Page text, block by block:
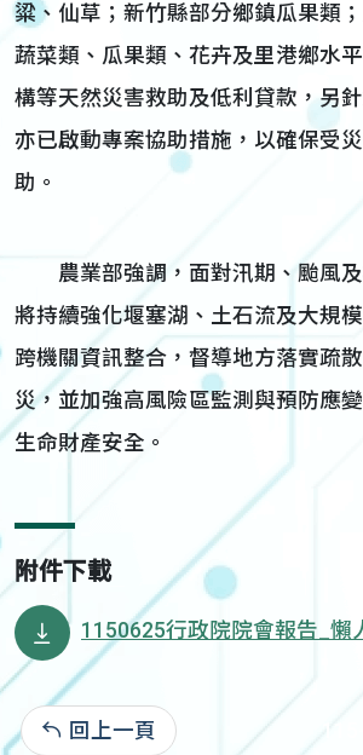
粱、仙草；新竹縣部分鄉鎮瓜果類
蔬菜類、瓜果類、花卉及里港鄉水
構等天然災害救助及低利貸款，另
亦已啟動專案協助措施，以確保受
助。
農業部強調，面對汛期、颱風及
將持續強化堰塞湖、土石流及大規
跨機關資訊整合，督導地方落實疏
災，並加強高風險區監測與預防應
生命財產安全。
附件下載
1150625行政院院會報告_懶
回上一頁